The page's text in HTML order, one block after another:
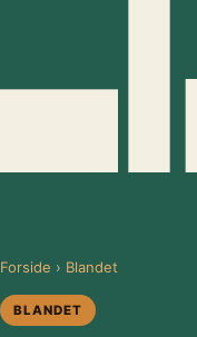
Forside › Blandet
BLANDET